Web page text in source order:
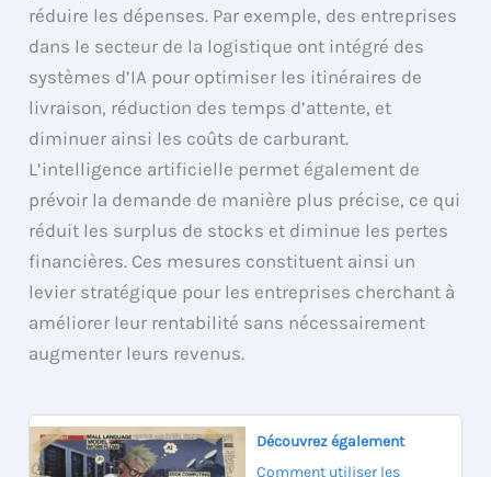
réduire les dépenses. Par exemple, des entreprises
dans le secteur de la logistique ont intégré des
systèmes d’IA pour optimiser les itinéraires de
livraison, réduction des temps d’attente, et
diminuer ainsi les coûts de carburant.
L’intelligence artificielle permet également de
prévoir la demande de manière plus précise, ce qui
réduit les surplus de stocks et diminue les pertes
financières. Ces mesures constituent ainsi un
levier stratégique pour les entreprises cherchant à
améliorer leur rentabilité sans nécessairement
augmenter leurs revenus.
Découvrez également
Comment utiliser les